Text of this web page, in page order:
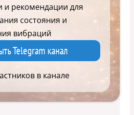
и рекомендации для
состояния и
вибраций
Telegram канал
в канале